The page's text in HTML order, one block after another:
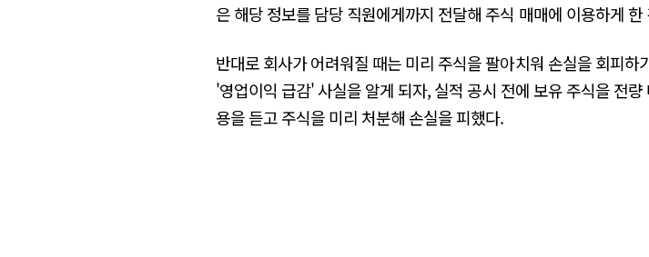
은 해당 정보를 담당 직원에게까지 전달해 주식 매매에 이용하게
반대로 회사가 어려워질 때는 미리 주식을 팔아치워 손실을 회피
'영업이익 급감' 사실을 알게 되자, 실적 공시 전에 보유 주식을 전
용을 듣고 주식을 미리 처분해 손실을 피했다.